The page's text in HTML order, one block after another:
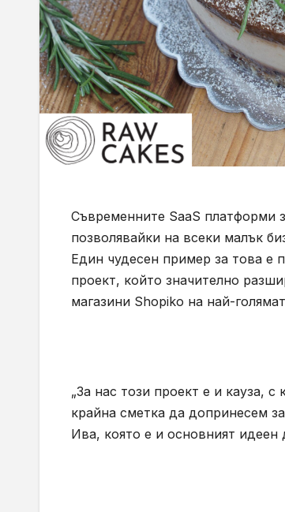
Съвременните SaaS платформи
позволявайки на всеки малък
Един чудесен пример за това е
проект, който значително
магазини Shopiko на най-
„За нас този проект е и кауза,
крайна сметка да допринесем
Ива, която е и основният идеен